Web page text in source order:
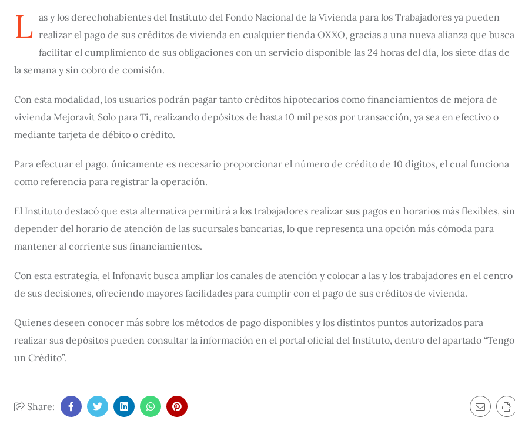
L as y los derechohabientes del Instituto del Fondo Nacional de la Vivienda para los Trabajadores ya pueden
realizar el pago de sus créditos de vivienda en cualquier tienda OXXO, gracias a una nueva alianza que busca
facilitar el cumplimiento de sus obligaciones con un servicio disponible las 24 horas del día, los siete días de
la semana y sin cobro de comisión.
Con esta modalidad, los usuarios podrán pagar tanto créditos hipotecarios como financiamientos de mejora de
vivienda Mejoravit Solo para Ti, realizando depósitos de hasta 10 mil pesos por transacción, ya sea en efectivo o
mediante tarjeta de débito o crédito.
Para efectuar el pago, únicamente es necesario proporcionar el número de crédito de 10 dígitos, el cual funciona
como referencia para registrar la operación.
El Instituto destacó que esta alternativa permitirá a los trabajadores realizar sus pagos en horarios más flexibles, sin
depender del horario de atención de las sucursales bancarias, lo que representa una opción más cómoda para
mantener al corriente sus financiamientos.
Con esta estrategia, el Infonavit busca ampliar los canales de atención y colocar a las y los trabajadores en el centro
de sus decisiones, ofreciendo mayores facilidades para cumplir con el pago de sus créditos de vivienda.
Quienes deseen conocer más sobre los métodos de pago disponibles y los distintos puntos autorizados para
realizar sus depósitos pueden consultar la información en el portal oficial del Instituto, dentro del apartado “Tengo
un Crédito”.
Share: